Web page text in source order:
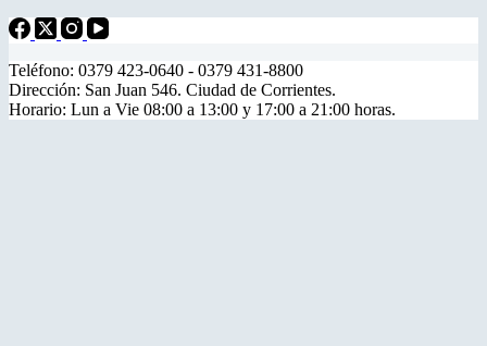
Teléfono: 0379 423-0640 - 0379 431-8800
Dirección: San Juan 546. Ciudad de Corrientes.
Horario: Lun a Vie 08:00 a 13:00 y 17:00 a 21:00 horas.